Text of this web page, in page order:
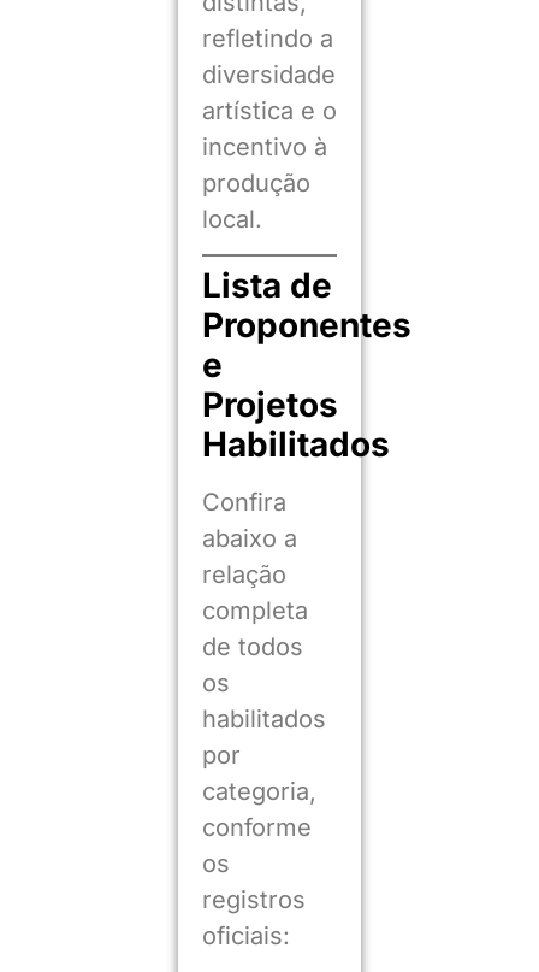
refletindo a
diversidade
artística e o
incentivo à
produção
local.
Lista de
Proponentes
e
Projetos
Habilitados
Confira
abaixo a
relação
completa
de todos
os
habilitados
por
categoria,
conforme
os
registros
oficiais: